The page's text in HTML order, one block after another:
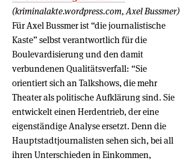
(kriminalakte.wordpress.com, Axel Bussmer)
Für Axel Bussmer ist “die journalistische
Kaste” selbst verantwortlich für die
Boulevardisierung und den damit
verbundenen Qualitätsverfall: “Sie
orientiert sich an Talkshows, die mehr
Theater als politische Aufklärung sind. Sie
entwickelt einen Herdentrieb, der eine
eigenständige Analyse ersetzt. Denn die
Hauptstadtjournalisten sehen sich, bei all
ihren Unterschieden in Einkommen,